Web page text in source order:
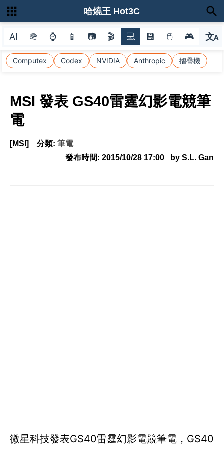
AI 🪖 ⌚ 📱 📷 🎬 💻 💾 🖱 🎮 文A
選
Computex Codex NVIDIA Anthropic 摺疊機
哈燒王 Hot3C
MSI 發表 GS40雷霆幻影電競筆
電
[MSI] 分類: 筆電
發布時間: 2015/10/28 17:00 by S.L. Gan
微星科技發表GS40雷霆幻影電競筆電，GS40